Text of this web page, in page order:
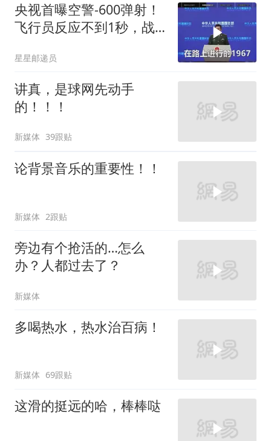
央视首曝空警-600弹射！
飞行员反应不到1秒，战
星星邮递员
讲真，是球网先动手
的！！！
新媒体 39跟贴
论背景音乐的重要性！！
新媒体 2跟贴
旁边有个抢活的…怎么
办？人都过去了？
新媒体
多喝热水，热水治百病！
新媒体 69跟贴
这滑的挺远的哈，棒棒哒